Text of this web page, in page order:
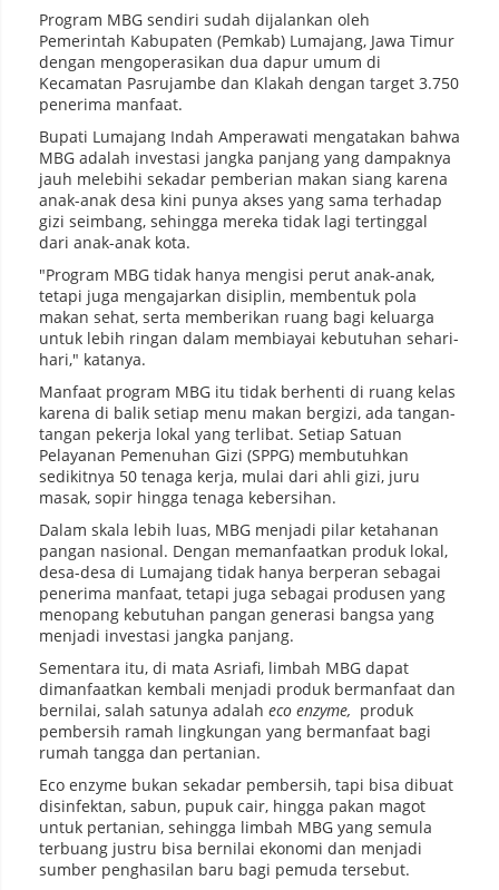
Program MBG sendiri sudah dijalankan oleh
Pemerintah Kabupaten (Pemkab) Lumajang, Jawa Timur
dengan mengoperasikan dua dapur umum di
Kecamatan Pasrujambe dan Klakah dengan target 3.750
penerima manfaat.
Bupati Lumajang Indah Amperawati mengatakan bahwa
MBG adalah investasi jangka panjang yang dampaknya
jauh melebihi sekadar pemberian makan siang karena
anak-anak desa kini punya akses yang sama terhadap
gizi seimbang, sehingga mereka tidak lagi tertinggal
dari anak-anak kota.
"Program MBG tidak hanya mengisi perut anak-anak,
tetapi juga mengajarkan disiplin, membentuk pola
makan sehat, serta memberikan ruang bagi keluarga
untuk lebih ringan dalam membiayai kebutuhan sehari-
hari," katanya.
Manfaat program MBG itu tidak berhenti di ruang kelas
karena di balik setiap menu makan bergizi, ada tangan-
tangan pekerja lokal yang terlibat. Setiap Satuan
Pelayanan Pemenuhan Gizi (SPPG) membutuhkan
sedikitnya 50 tenaga kerja, mulai dari ahli gizi, juru
masak, sopir hingga tenaga kebersihan.
Dalam skala lebih luas, MBG menjadi pilar ketahanan
pangan nasional. Dengan memanfaatkan produk lokal,
desa-desa di Lumajang tidak hanya berperan sebagai
penerima manfaat, tetapi juga sebagai produsen yang
menopang kebutuhan pangan generasi bangsa yang
menjadi investasi jangka panjang.
Sementara itu, di mata Asriafi, limbah MBG dapat
dimanfaatkan kembali menjadi produk bermanfaat dan
bernilai, salah satunya adalah eco enzyme, produk
pembersih ramah lingkungan yang bermanfaat bagi
rumah tangga dan pertanian.
Eco enzyme bukan sekadar pembersih, tapi bisa dibuat
disinfektan, sabun, pupuk cair, hingga pakan magot
untuk pertanian, sehingga limbah MBG yang semula
terbuang justru bisa bernilai ekonomi dan menjadi
sumber penghasilan baru bagi pemuda tersebut.